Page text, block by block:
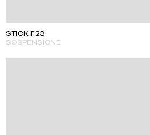
STICK F23
SOSPENSIONE